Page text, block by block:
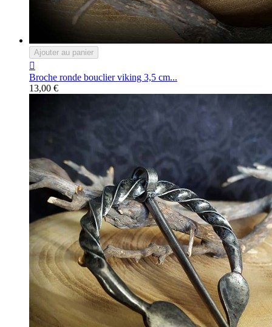
Ajouter au panier

Broche ronde bouclier viking 3,5 cm...
13,00 €